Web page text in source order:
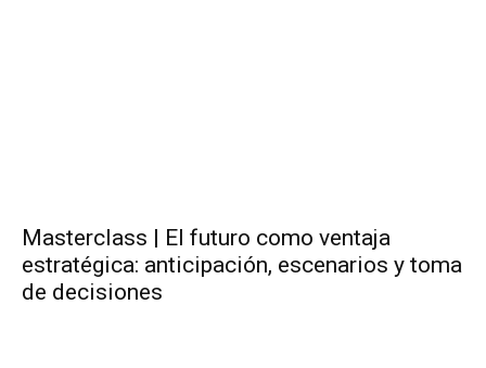
Masterclass | El futuro como ventaja
estratégica: anticipación, escenarios y toma
de decisiones